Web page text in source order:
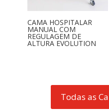
CAMA HOSPITALAR
MANUAL COM
REGULAGEM DE
ALTURA EVOLUTION
Todas as